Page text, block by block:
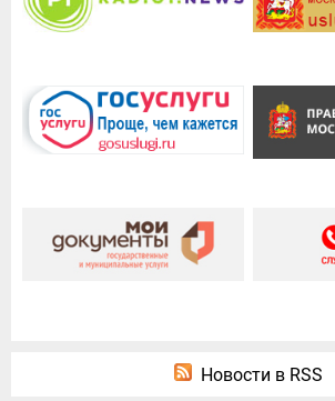
Новости в RSS